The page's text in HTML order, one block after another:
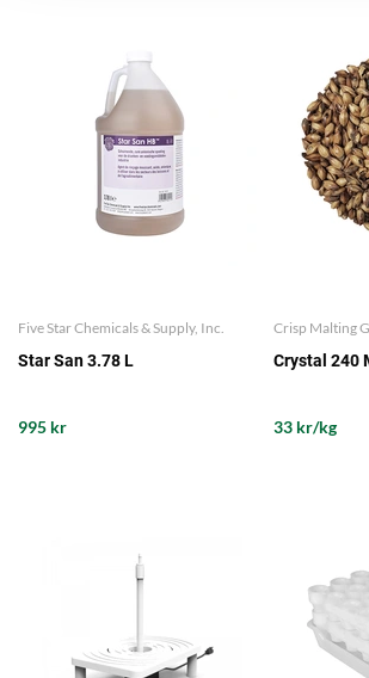
Five Star Chemicals & Supply, Inc.
Star San 3.78 L
995 kr
Crisp Malting
Crystal 240
33 kr/kg